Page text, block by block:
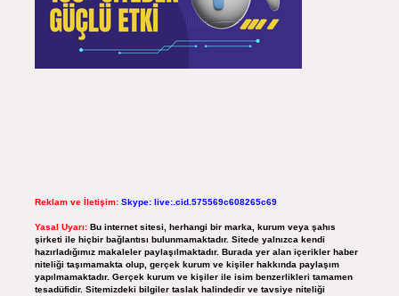
Reklam ve İletişim: Skype: live:.cid.575569c608265c69
Yasal Uyarı: Bu internet sitesi, herhangi bir marka, kurum veya şahıs
şirketi ile hiçbir bağlantısı bulunmamaktadır. Sitede yalnızca kendi
hazırladığımız makaleler paylaşılmaktadır. Burada yer alan içerikler haber
niteliği taşımamakta olup, gerçek kurum ve kişiler hakkında paylaşım
yapılmamaktadır. Gerçek kurum ve kişiler ile isim benzerlikleri tamamen
tesadüfidir. Sitemizdeki bilgiler taslak halindedir ve tavsiye niteliği